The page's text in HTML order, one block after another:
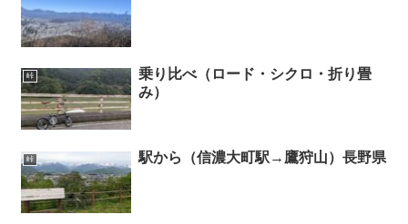
峠
乗り比べ（ロード・シクロ・折り畳
み）
峠 駅から（信濃大町駅→鷹狩山）長野県